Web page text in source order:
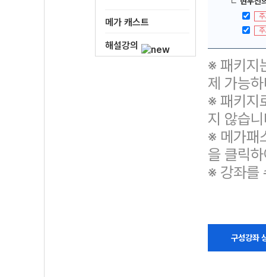
메가 캐스트
해설강의
※ 패키지
제 가능
※ 패키지
지 않습
※ 메가패
을 클릭
※ 강좌를
구성강좌